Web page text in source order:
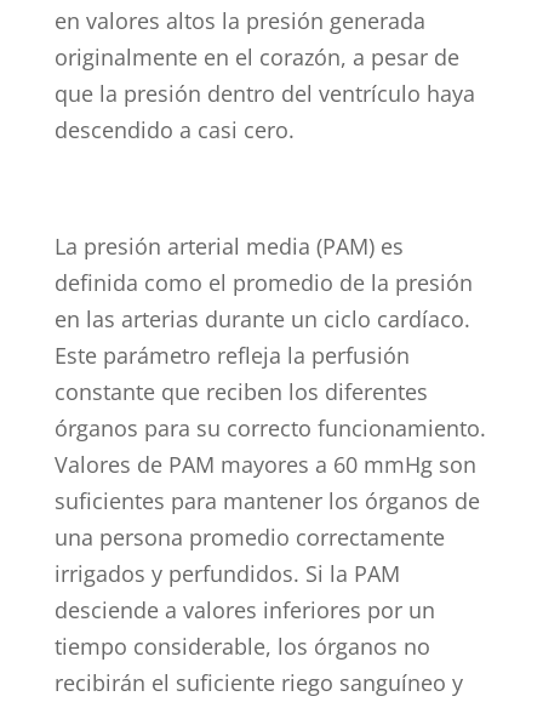
en valores altos la presión generada
originalmente en el corazón, a pesar de
que la presión dentro del ventrículo haya
descendido a casi cero.
La presión arterial media (PAM) es
definida como el promedio de la presión
en las arterias durante un ciclo cardíaco.
Este parámetro refleja la perfusión
constante que reciben los diferentes
órganos para su correcto funcionamiento.
Valores de PAM mayores a 60 mmHg son
suficientes para mantener los órganos de
una persona promedio correctamente
irrigados y perfundidos. Si la PAM
desciende a valores inferiores por un
tiempo considerable, los órganos no
recibirán el suficiente riego sanguíneo y